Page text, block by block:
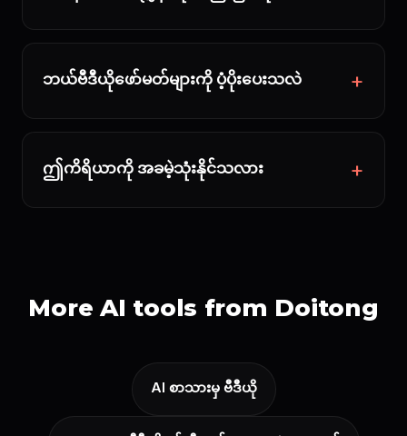
ဘယ်ဗီဒီယိုဖော်မတ်များကို ပံ့ပိုးပေးသလဲ
ဤကိရိယာကို အခမဲ့သုံးနိုင်သလား
More AI tools from Doitong
AI စာသားမှ ဗီဒီယို